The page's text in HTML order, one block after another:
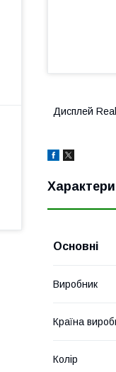
Дисплей
Основні
Виробник
Країна
Колір